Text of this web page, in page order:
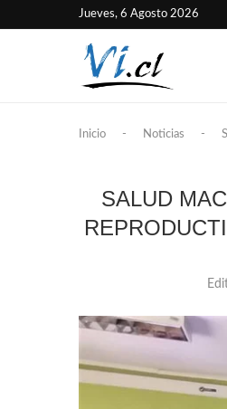
Jueves, 6 Agosto 2026
Inicio - Noticias -
SALUD